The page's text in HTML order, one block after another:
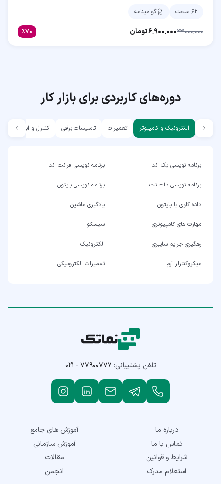
۶۲ ساعت گواهینامه
۲۳٬۰۰۰٬۰۰۰۶٬۹۰۰٬۰۰۰تومان ٪۷۰
دوره‌های کاربردی برای بازار کار
الکترونیک و کامپیوتر تعمیرات تاسیسات برقی کنترل و ابزار دقیق
برنامه نویسی بک اند برنامه نویسی فرانت اند
برنامه نویسی دات نت برنامه نویسی پایتون
داده کاوی با پایتون یادگیری ماشین
مهارت های کامپیوتری سیسکو
رهگیری جرایم سایبری الکترونیک
میکروکنترلر آرم تعمیرات الکترونیکی
تلفن پشتیبانی: ۰۲۱ - ۷۷۹۰۰۷۷۷
درباره ما
تماس با ما
شرایط و قوانین
استعلام مدرک
آموزش های جامع
آموزش سازمانی
مقالات
انجمن